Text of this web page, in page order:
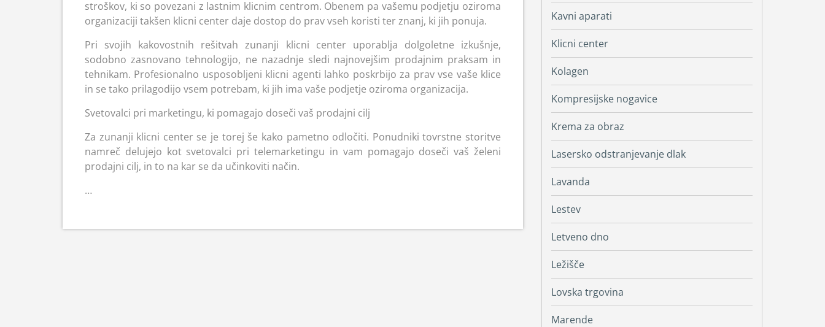
stroškov, ki so povezani z lastnim klicnim centrom. Obenem pa vašemu podjetju oziroma
organizaciji takšen klicni center daje dostop do prav vseh koristi ter znanj, ki jih ponuja.
Pri svojih kakovostnih rešitvah zunanji klicni center uporablja dolgoletne izkušnje,
sodobno zasnovano tehnologijo, ne nazadnje sledi najnovejšim prodajnim praksam in
tehnikam. Profesionalno usposobljeni klicni agenti lahko poskrbijo za prav vse vaše klice
in se tako prilagodijo vsem potrebam, ki jih ima vaše podjetje oziroma organizacija.
Svetovalci pri marketingu, ki pomagajo doseči vaš prodajni cilj
Za zunanji klicni center se je torej še kako pametno odločiti. Ponudniki tovrstne storitve
namreč delujejo kot svetovalci pri telemarketingu in vam pomagajo doseči vaš želeni
prodajni cilj, in to na kar se da učinkoviti način.
…
Kavni aparati
Klicni center
Kolagen
Kompresijske nogavice
Krema za obraz
Lasersko odstranjevanje dlak
Lavanda
Lestev
Letveno dno
Ležišče
Lovska trgovina
Marende